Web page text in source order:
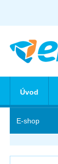
E-shop
Úvod